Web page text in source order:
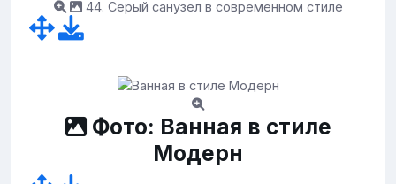
44. Серый санузел в современном стиле
Фото: Ванная в стиле
Модерн